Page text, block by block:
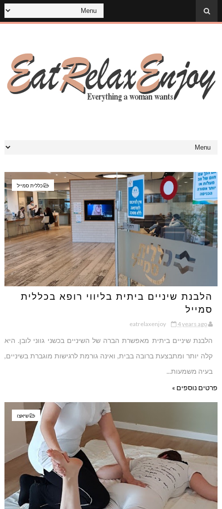
כללית סמייל
הלבנת שיניים ביתית בליווי רופא בכללית
סמייל
eatrelaxenjoy 4 years ago
הלבנת שיניים ביתית מאפשרת הברה של השיניים בכשני גווני לובן. היא
קלה יותר ומתבצעת ברובה בבית, ואינה גורמת לרגישות מוגברת בשיניים,
בעיה משמעות...
פרטים נוספים »
שיאצו